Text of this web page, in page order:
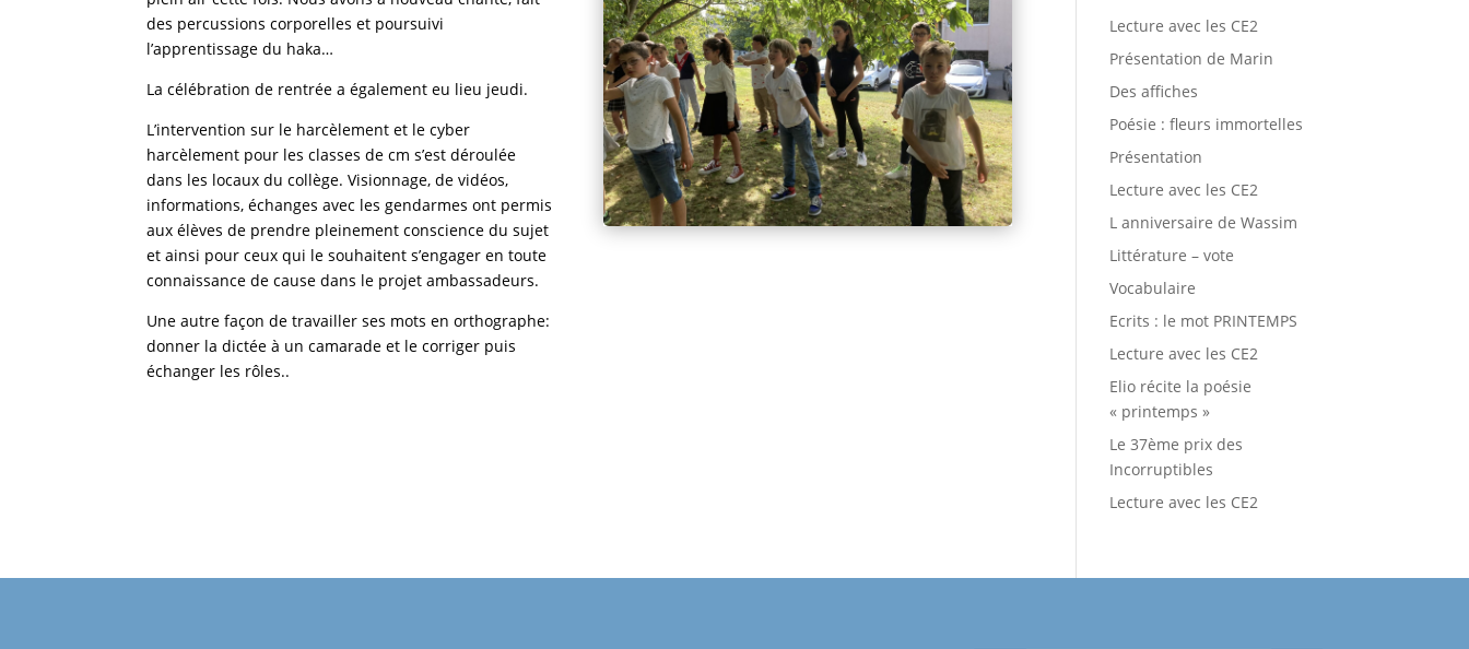
des percussions corporelles et poursuivi
l’apprentissage du haka…
La célébration de rentrée a également eu lieu jeudi.
L’intervention sur le harcèlement et le cyber
harcèlement pour les classes de cm s’est déroulée
dans les locaux du collège. Visionnage, de vidéos,
informations, échanges avec les gendarmes ont permis
aux élèves de prendre pleinement conscience du sujet
et ainsi pour ceux qui le souhaitent s’engager en toute
connaissance de cause dans le projet ambassadeurs.
Une autre façon de travailler ses mots en orthographe:
donner la dictée à un camarade et le corriger puis
échanger les rôles..
Lecture avec les CE2
Présentation de Marin
Des affiches
Poésie : fleurs immortelles
Présentation
Lecture avec les CE2
L anniversaire de Wassim
Littérature – vote
Vocabulaire
Ecrits : le mot PRINTEMPS
Lecture avec les CE2
Elio récite la poésie
« printemps »
Le 37ème prix des
Incorruptibles
Lecture avec les CE2